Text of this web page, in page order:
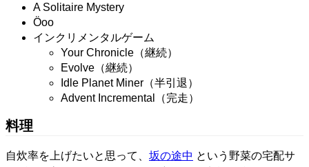
A Solitaire Mystery
Öoo
インクリメンタルゲーム
Your Chronicle（継続）
Evolve（継続）
Idle Planet Miner（半引退）
Advent Incremental（完走）
料理
自炊率を上げたいと思って、 坂の途中 という野菜の宅配サ